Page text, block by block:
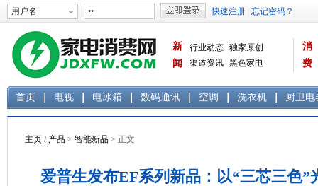
新
闻
行业动态 独家原创
渠道资讯 黑色家电
消
费
首页 电视 电冰箱 数码通讯 空调 洗衣机 厨卫电
主页 / 产品 > 智能新品 > 正文
爱普生发布EF系列新品：以“三芯三色”